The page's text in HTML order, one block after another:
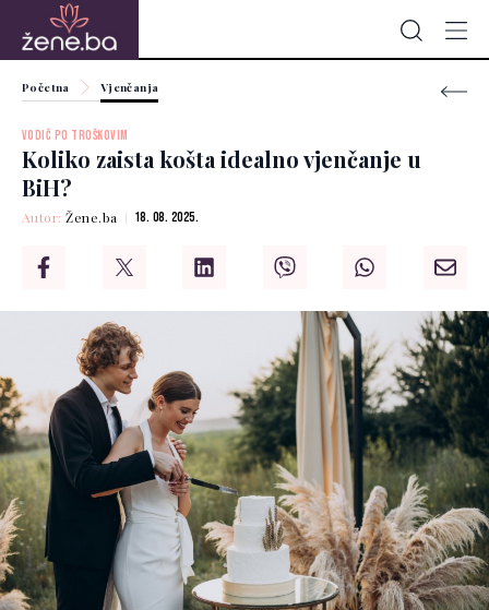
Početna Vjenčanja
VODIČ PO TROŠKOVIM
Koliko zaista košta idealno vjenčanje u
BiH?
Autor:Žene.ba 18. 08. 2025.